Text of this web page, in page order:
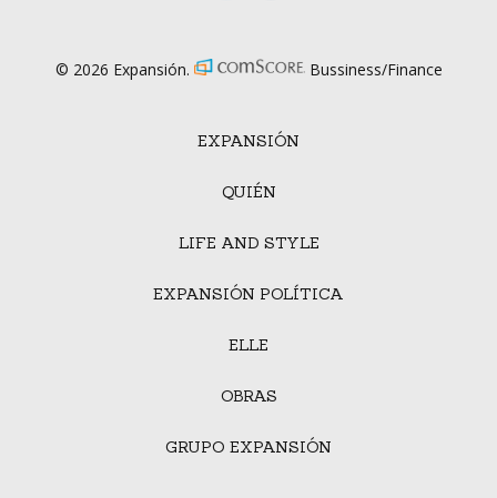
EXPANSIÓN
QUIÉN
LIFE AND STYLE
EXPANSIÓN POLÍTICA
ELLE
OBRAS
GRUPO EXPANSIÓN
© 2026 Expansión. Bussiness/Finance